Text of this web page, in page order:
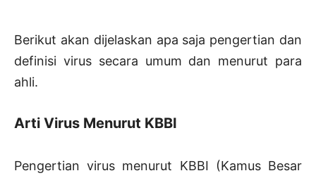
Berikut akan dijelaskan apa saja pengertian dan
definisi virus secara umum dan menurut para
ahli.
Arti Virus Menurut KBBI
Pengertian virus menurut KBBI (Kamus Besar